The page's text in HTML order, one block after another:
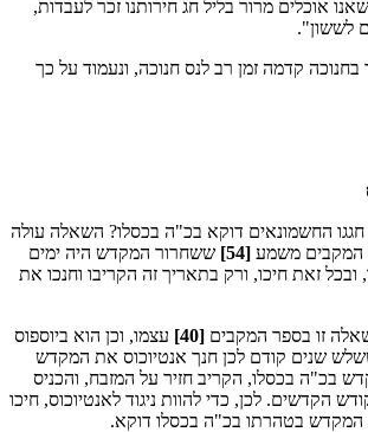
אוכלים מרור בליל חג חירותנו זכר לעבדות,
לששון".
קדמה זמן רב לנס חנוכה, ונעמוד על כך
החשמונאים דוקא בכ"ה בכסלו? השאלה עולה
המקבים משמע [54]
ששחרור המקדש היה ימים
זאת חיכו, ורק בתאריך זה הקריבו וחנכו את
זו בספר המקבים [40]
עצמו, וכן הוא ביוספוס
שנים קודם לכן חנך אנטיוכוס את המקדש
בכ"ה בכסלו, הקריב חזיר על המזבח, והכניס
הקדשים. לכן, כדי להוות ניגוד לאנטיוכוס, חיכו
המקדש בטהרתו בכ"ה בכסלו דוקא.